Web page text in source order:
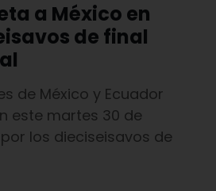
a México en
de final
de México y Ecuador
este martes 30 de
los dieciseisavos de